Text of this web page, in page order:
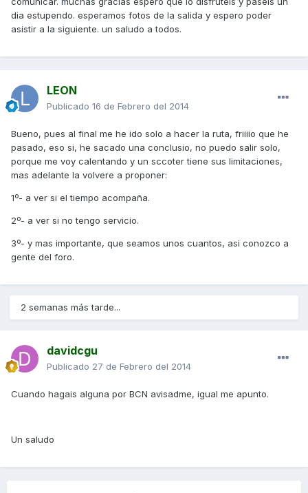
dia estupendo. esperamos fotos de la salida y espero poder
asistir a la siguiente. un saludo a todos.
LEON
Publicado 16 de Febrero del 2014
Bueno, pues al final me he ido solo a hacer la ruta, friiiio que he
pasado, eso si, he sacado una conclusio, no puedo salir solo,
porque me voy calentando y un sccoter tiene sus limitaciones,
mas adelante la volvere a proponer:
1º- a ver si el tiempo acompaña.
2º- a ver si no tengo servicio.
3º- y mas importante, que seamos unos cuantos, asi conozco a
gente del foro.
2 semanas más tarde...
davidcgu
Publicado 27 de Febrero del 2014
Cuando hagais alguna por BCN avisadme, igual me apunto.
Un saludo